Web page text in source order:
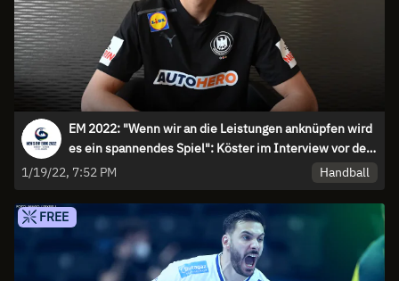
EM 2022: "Wenn wir an die Leistungen anknüpfen wird
es ein spannendes Spiel": Köster im Interview vor dem
Spiel gegen Spanien
1/19/22, 7:52 PM Handball
FREE